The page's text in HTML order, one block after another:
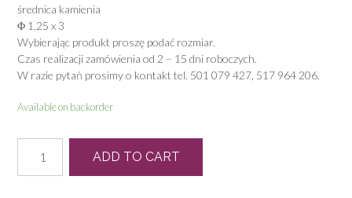
średnica kamienia
Φ 1,25 x 3
Wybierając produkt proszę podać rozmiar.
Czas realizacji zamówienia od 2 – 15 dni roboczych.
W razie pytań prosimy o kontakt tel. 501 079 427, 517 964 206.
Available on backorder
1340
quantity
ADD TO CART